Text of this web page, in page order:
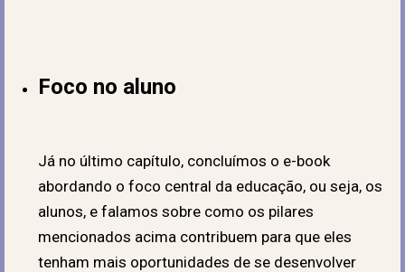
Foco no aluno
Já no último capítulo, concluímos o e-book
abordando o foco central da educação, ou seja, os
alunos, e falamos sobre como os pilares
mencionados acima contribuem para que eles
tenham mais oportunidades de se desenvolver